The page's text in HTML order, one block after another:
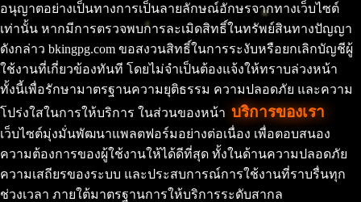
อนุญาตอย่างเป็นทางการเป็นลายลักษณ์อักษรจากทางเว็บไซต์
เท่านั้น หากมีการตรวจพบการละเมิดสิทธิ์ในทรัพย์สินทางปัญญา
ดังกล่าว bkingpg.com ขอสงวนสิทธิ์ในการระงับหรือยกเลิกบัญชีผู้
ใช้งานที่เกี่ยวข้องทันที โดยไม่จำเป็นต้องแจ้งให้ทราบล่วงหน้า
ทั้งนี้เพื่อรักษามาตรฐานความยุติธรรม ความปลอดภัย และความ
โปร่งใสในการให้บริการ ในส่วนของหน้า บริการของเรา
เว็บไซต์มุ่งมั่นพัฒนาแพลตฟอร์มอย่างต่อเนื่อง เพื่อตอบสนอง
ความต้องการของผู้ใช้งานให้ได้ดีที่สุด ทั้งในด้านความปลอดภัย
ความเสถียรของระบบ และประสบการณ์การใช้งานที่ราบรื่นทุก
ช่วงเวลา ภายใต้มาตรฐานการให้บริการระดับสากล